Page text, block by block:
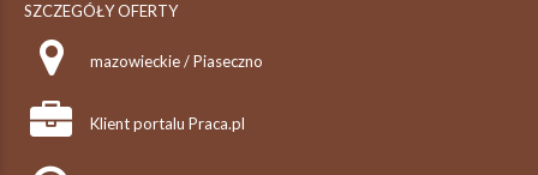
SZCZEGÓŁY OFERTY
mazowieckie / Piaseczno
Klient portalu Praca.pl